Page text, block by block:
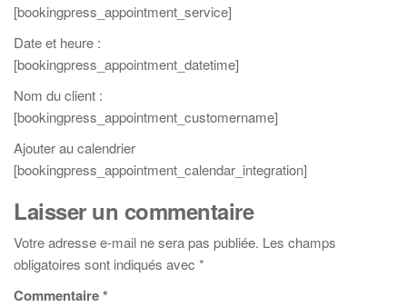
[bookingpress_appointment_service]
Date et heure :
[bookingpress_appointment_datetime]
Nom du client :
[bookingpress_appointment_customername]
Ajouter au calendrier
[bookingpress_appointment_calendar_integration]
Laisser un commentaire
Votre adresse e-mail ne sera pas publiée. Les champs
obligatoires sont indiqués avec *
Commentaire*